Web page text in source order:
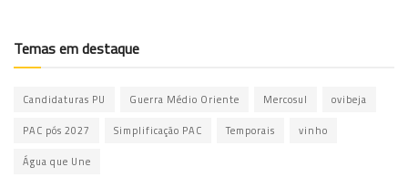
Temas em destaque
Candidaturas PU Guerra Médio Oriente Mercosul ovibeja
PAC pós 2027 Simplificação PAC Temporais vinho
Água que Une